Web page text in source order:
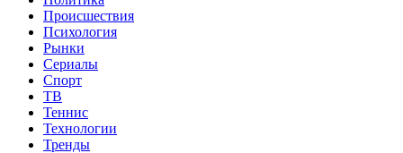
Происшествия
Психология
Рынки
Сериалы
Спорт
ТВ
Теннис
Технологии
Тренды